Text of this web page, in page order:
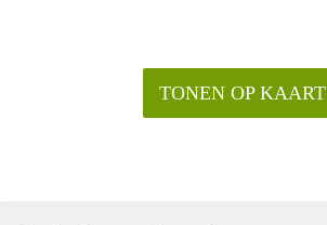
TONEN OP KAART